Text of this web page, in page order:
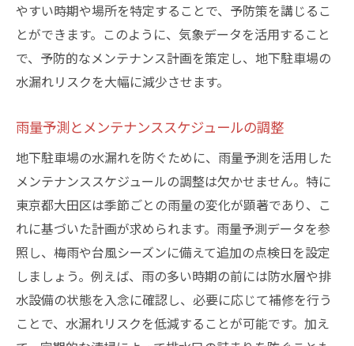
やすい時期や場所を特定することで、予防策を講じるこ
とができます。このように、気象データを活用すること
で、予防的なメンテナンス計画を策定し、地下駐車場の
水漏れリスクを大幅に減少させます。
雨量予測とメンテナンススケジュールの調整
地下駐車場の水漏れを防ぐために、雨量予測を活用した
メンテナンススケジュールの調整は欠かせません。特に
東京都大田区は季節ごとの雨量の変化が顕著であり、こ
れに基づいた計画が求められます。雨量予測データを参
照し、梅雨や台風シーズンに備えて追加の点検日を設定
しましょう。例えば、雨の多い時期の前には防水層や排
水設備の状態を入念に確認し、必要に応じて補修を行う
ことで、水漏れリスクを低減することが可能です。加え